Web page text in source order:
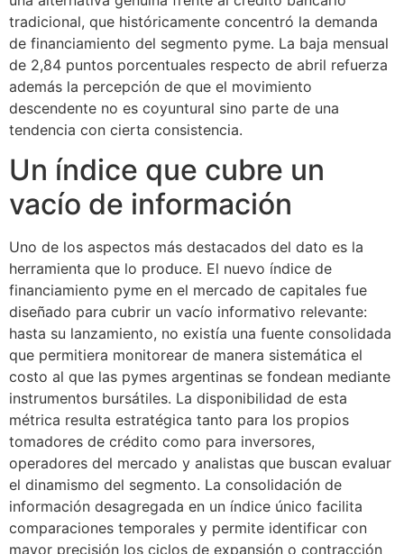
tradicional, que históricamente concentró la demanda
de financiamiento del segmento pyme. La baja mensual
de 2,84 puntos porcentuales respecto de abril refuerza
además la percepción de que el movimiento
descendente no es coyuntural sino parte de una
tendencia con cierta consistencia.
Un índice que cubre un
vacío de información
Uno de los aspectos más destacados del dato es la
herramienta que lo produce. El nuevo índice de
financiamiento pyme en el mercado de capitales fue
diseñado para cubrir un vacío informativo relevante:
hasta su lanzamiento, no existía una fuente consolidada
que permitiera monitorear de manera sistemática el
costo al que las pymes argentinas se fondean mediante
instrumentos bursátiles. La disponibilidad de esta
métrica resulta estratégica tanto para los propios
tomadores de crédito como para inversores,
operadores del mercado y analistas que buscan evaluar
el dinamismo del segmento. La consolidación de
información desagregada en un índice único facilita
comparaciones temporales y permite identificar con
mayor precisión los ciclos de expansión o contracción